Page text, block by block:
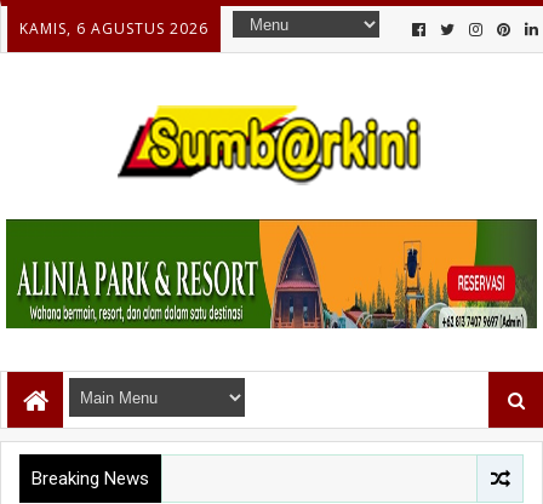
KAMIS, 6 AGUSTUS 2026
Breaking News